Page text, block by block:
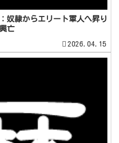
奴隷からエリート軍人へ昇り
亡
2026.04.15